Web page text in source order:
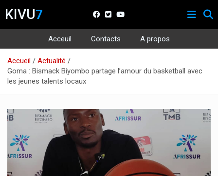
KIVU7
Acceuil Contacts
A propos
contenu
Accueil
Actualité
Goma : Bismack Biyombo partage l’amour du basketball avec
les jeunes talents locaux